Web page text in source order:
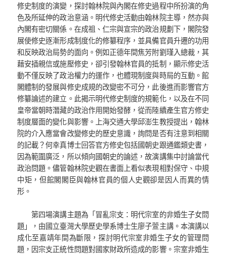
修史制度的演變，探討翰林院與內閣在修史過程中所扮演的角
色及所延伸的政治意涵。明代修史活動由翰林院主導，然亦與
內閣有密切關係。在成祖、仁宗與宣宗的政治規劃下，閣院發
展使修史逐漸形成制度化的修纂程序，並具備官員升遷的功用
和反映政治局勢的面向。例如正德年間焦芳附劉瑾入總裁，其
藉安插親信或施壓修史，卻引發翰林官員的抵制，顯示修史活
動不僅反映了政治權力的運作，也體現制度與時局的互動。館
閣體制的發展與修史成規的改變密不可分，此後進而影響官方
修纂論述的建立。此揭示明代修史制度的規範化，以及在不同
皇帝當朝時潛藏的政治作用開始發酵，從而陸續產生官方修史
制度層面的變化與影響。上海交通大學邱澎生教授提出，翰林
院的介入應當會改變修史的歷史意識，詢問是否有注意到相關
的記載？何幸真博士回答官方修史包括國朝史跟通鑑類史書，
因為範圍廣泛，所以傾向國朝史的論述，故演講集中討論當代
政治問題。儘管翰林院史觀在書面上看似表現相對保守、中規
中矩，但館閣閣臣與翰林官員的個人史觀卻是因人而異的情
形。
第四場演講主題為「冒亂宗支：明代宗室的非婚生子女問
題」，由國立臺灣大學歷史學系博士生廖子萱主講。本演講以
成化至嘉靖年間為斷限，探討明代宗室非婚生子女的管理問
題，因宗支正統性問題對國家財政所造成的影響。宗室非婚生